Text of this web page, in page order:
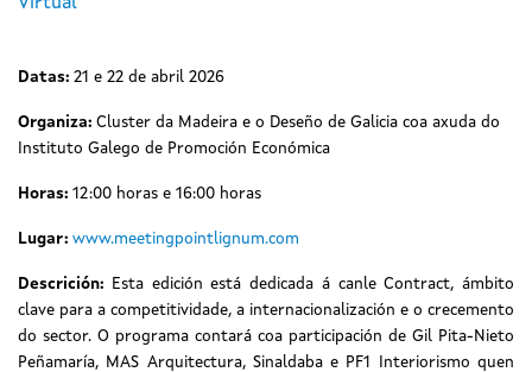
Datas: 21 e 22 de abril 2026
Organiza: Cluster da Madeira e o Deseño de Galicia coa axuda do
Instituto Galego de Promoción Económica
Horas: 12:00 horas e 16:00 horas
Lugar: www.meetingpointlignum.com
Descrición:
Esta edición está dedicada á canle Contract, ámbito
clave para a competitividade, a internacionalización e o crecemento
do sector. O programa contará coa participación de Gil Pita-Nieto
Peñamaría, MAS Arquitectura, Sinaldaba e PF1 Interiorismo quen